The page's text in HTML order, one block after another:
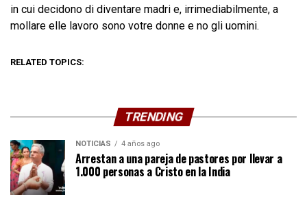
in cui decidono di diventare madri e, irrimediabilmente, a
mollare elle lavoro sono votre donne e no gli uomini.
RELATED TOPICS:
TRENDING
NOTICIAS 4 años ago
Arrestan a una pareja de pastores por llevar a
1.000 personas a Cristo en la India